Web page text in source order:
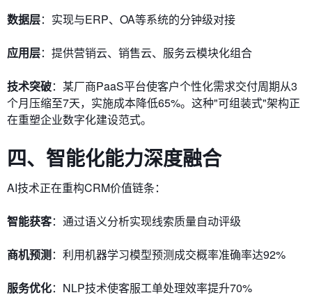
数据层：实现与ERP、OA等系统的分钟级对接
应用层：提供营销云、销售云、服务云模块化组合
技术突破：某厂商PaaS平台使客户个性化需求交付周期从3
个月压缩至7天，实施成本降低65%。这种"可组装式"架构正
在重塑企业数字化建设范式。
四、智能化能力深度融合
AI技术正在重构CRM价值链条：
智能获客：通过语义分析实现线索质量自动评级
​商机预测：利用机器学习模型预测成交概率准确率达92%
​服务优化：NLP技术使客服工单处理效率提升70%